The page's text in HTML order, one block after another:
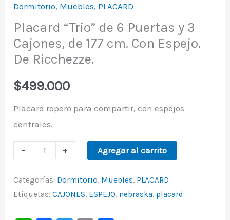
Dormitorio, Muebles, PLACARD
Placard “Trio” de 6 Puertas y 3
Cajones, de 177 cm. Con Espejo.
De Ricchezze.
$499.000
Placard ropero para compartir, con espejos
centrales.
- + Agregar al carrito
Categorías: Dormitorio, Muebles, PLACARD
Etiquetas:CAJONES, ESPEJO, nebraska, placard